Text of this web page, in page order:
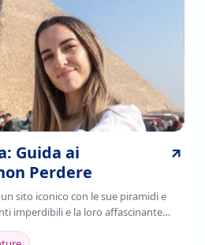
Guida ai
Perdere
sito iconico con le sue piramidi e
imperdibili e la loro affascinante